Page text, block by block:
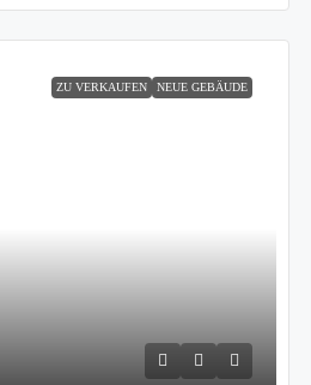
ZU VERKAUFEN NEUE GEBÄUDE